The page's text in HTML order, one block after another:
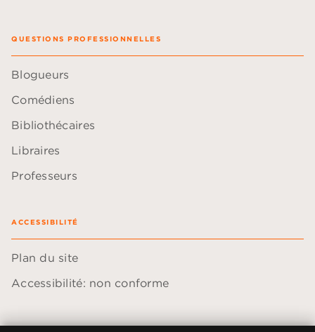
QUESTIONS PROFESSIONNELLES
Blogueurs
Comédiens
Bibliothécaires
Libraires
Professeurs
ACCESSIBILITÉ
Plan du site
Accessibilité: non conforme